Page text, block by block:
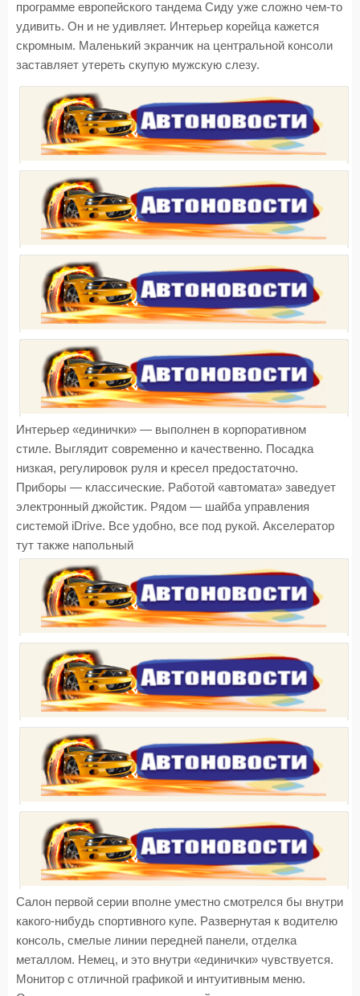
программе европейского тандема Сиду уже сложно чем-то
удивить. Он и не удивляет. Интерьер корейца кажется
скромным. Маленький экранчик на центральной консоли
заставляет утереть скупую мужскую слезу.
Интерьер «единички» — выполнен в корпоративном
стиле. Выглядит современно и качественно. Посадка
низкая, регулировок руля и кресел предостаточно.
Приборы — классические. Работой «автомата» заведует
электронный джойстик. Рядом — шайба управления
системой iDrive. Все удобно, все под рукой. Акселератор
тут также напольный
Салон первой серии вполне уместно смотрелся бы внутри
какого-нибудь спортивного купе. Развернутая к водителю
консоль, смелые линии передней панели, отделка
металлом. Немец, и это внутри «единички» чувствуется.
Монитор с отличной графикой и интуитивным меню.